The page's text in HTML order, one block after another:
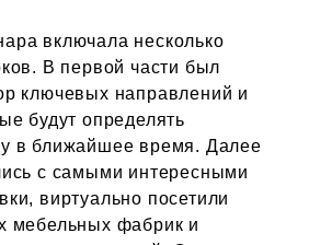
включала несколько
В первой части был
ключевых направлений и
будут определять
в ближайшее время. Далее
с самыми интересными
виртуально посетили
мебельных фабрик и